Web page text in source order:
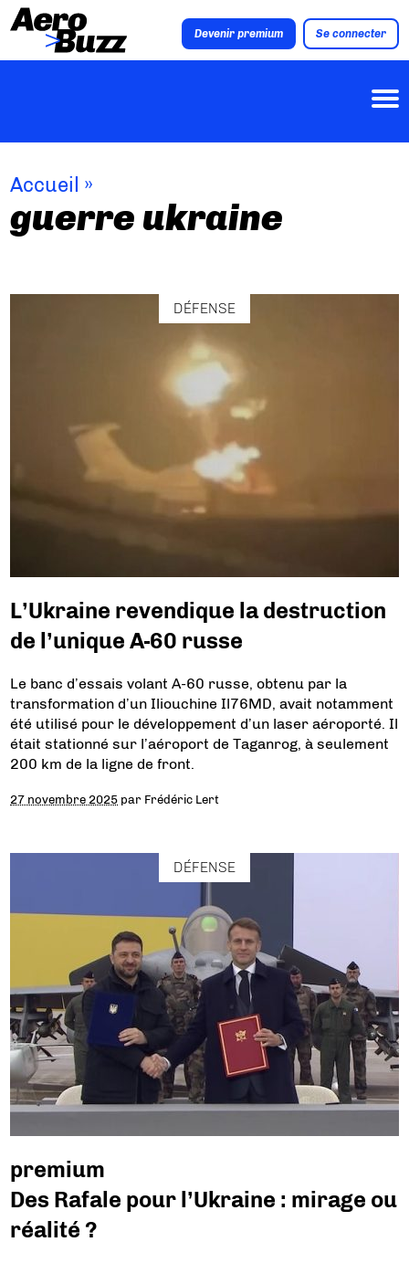
Devenir premium Se connecter
Accueil »
guerre ukraine
DÉFENSE
L’Ukraine revendique la destruction
de l’unique A-60 russe
Le banc d’essais volant A-60 russe, obtenu par la
transformation d’un Iliouchine Il76MD, avait notamment
été utilisé pour le développement d’un laser aéroporté. Il
était stationné sur l’aéroport de Taganrog, à seulement
200 km de la ligne de front.
27 novembre 2025 par Frédéric Lert
DÉFENSE
premium
Des Rafale pour l’Ukraine : mirage ou
réalité ?